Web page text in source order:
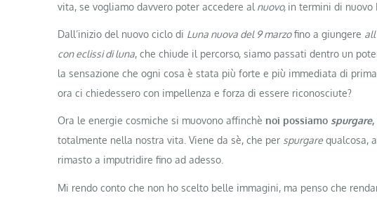
vita, se vogliamo davvero poter accedere al nuovo, in termini di nuovo
Dall’inizio del nuovo ciclo di Luna nuova del 9 marzofino a giungere
con eclissi di luna, che chiude il percorso, siamo passati dentro un
la sensazione che ogni cosa è stata più forte e più immediata di
ora ci chiedessero con impellenza e forza di essere riconosciute?
Ora le energie cosmiche si muovono affinchè noi possiamo spurgare,
totalmente nella nostra vita. Viene da sè, che per spurgare qualcosa,
rimasto a imputridire fino ad adesso.
Mi rendo conto che non ho scelto belle immagini, ma penso che